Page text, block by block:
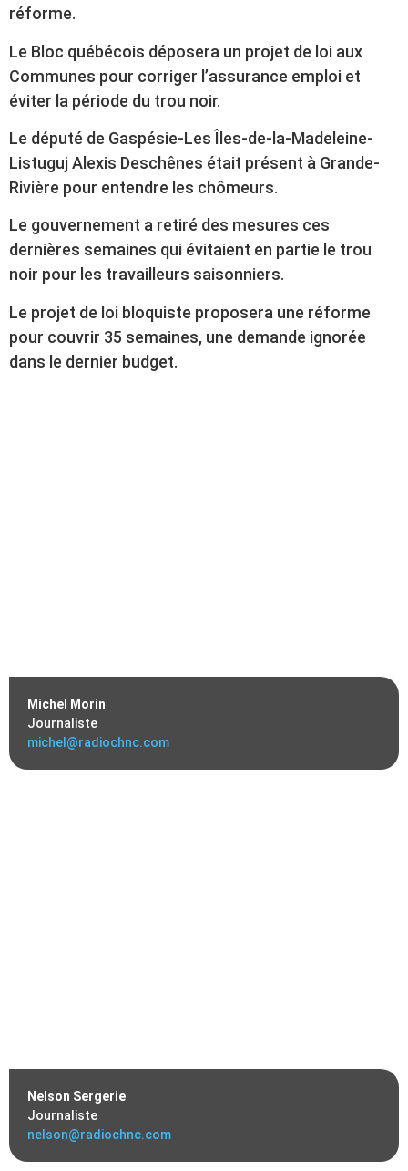
Michel Morin
Journaliste
michel@radiochnc.com
Nelson Sergerie
Journaliste
nelson@radiochnc.com
réforme.
Le Bloc québécois déposera un projet de loi aux
Communes pour corriger l’assurance emploi et
éviter la période du trou noir.
Le député de Gaspésie-Les Îles-de-la-Madeleine-
Listuguj Alexis Deschênes était présent à Grande-
Rivière pour entendre les chômeurs.
Le gouvernement a retiré des mesures ces
dernières semaines qui évitaient en partie le trou
noir pour les travailleurs saisonniers.
Le projet de loi bloquiste proposera une réforme
pour couvrir 35 semaines, une demande ignorée
dans le dernier budget.